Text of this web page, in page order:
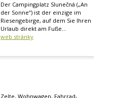
Der Campingplatz Slunečná („An
der Sonne“) ist der einzige im
Riesengebirge, auf dem Sie Ihren
Urlaub direkt am Fuße...
web stránky
Zelte, Wohnwagen, Fahrrad-